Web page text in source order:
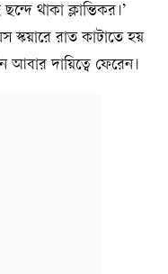
থাকা ক্লান্তিকর।’
স্কয়ারে রাত কাটাতে হয়
আবার দায়িত্বে ফেরেন।